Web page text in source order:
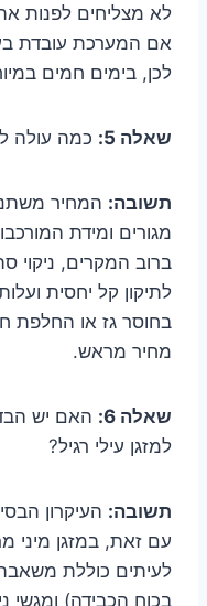
לא מצליחים לפנות
אם המערכת עובדת
לכן, בימים חמים
שאלה 5: כמה עולה
תשובה: המחיר
מגורים ומידת
ברוב המקרים, ניקוי
לתיקון קל יחסית
בחוסר גז או החלפת
מחיר מראש.
שאלה 6:
האם יש
למזגן עילי רגיל?
תשובה: העיקרון
עם זאת, במזגן מיני
לעיתים כוללת משאבת
בכוח הכבידה) ומגשי